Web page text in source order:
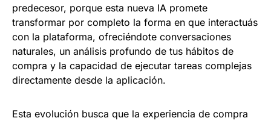
predecesor, porque esta nueva IA promete
transformar por completo la forma en que interactuás
con la plataforma, ofreciéndote conversaciones
naturales, un análisis profundo de tus hábitos de
compra y la capacidad de ejecutar tareas complejas
directamente desde la aplicación.
Esta evolución busca que la experiencia de compra